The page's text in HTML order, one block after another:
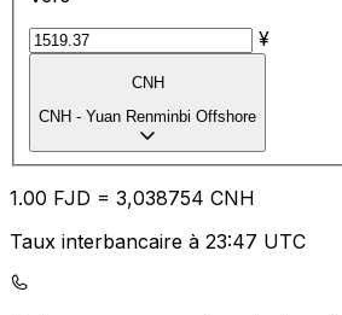
¥
CNH
CNH - Yuan Renminbi Offshore
1.00 FJD = 3,038754 CNH
Taux interbancaire à 23:47 UTC